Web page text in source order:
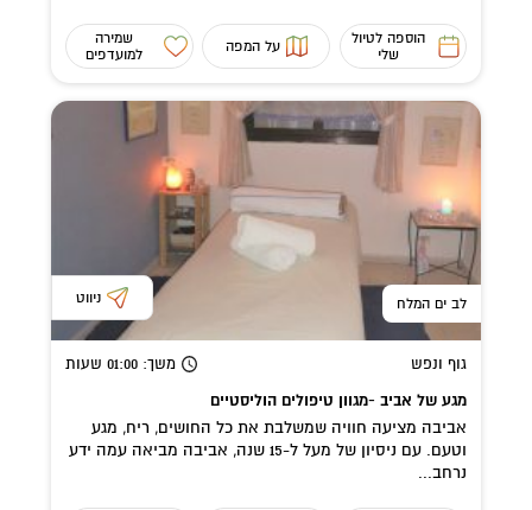
הוספה לטיול
שלי
על המפה
שמירה
למועדפים
לב ים המלח ניווט
גוף ונפש משך: 01:00 שעות
מגע של אביב -מגוון טיפולים הוליסטיים
אביבה מציעה חוויה שמשלבת את כל החושים, ריח, מגע
וטעם. עם ניסיון של מעל ל-15 שנה, אביבה מביאה עמה ידע
נרחב...